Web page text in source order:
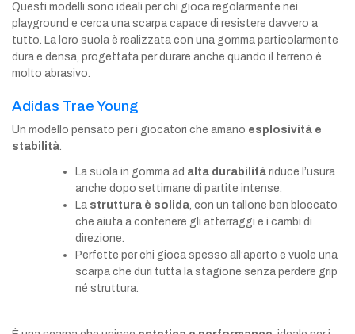
Questi modelli sono ideali per chi gioca regolarmente nei
playground e cerca una scarpa capace di resistere davvero a
tutto. La loro suola è realizzata con una gomma particolarmente
dura e densa, progettata per durare anche quando il terreno è
molto abrasivo.
Adidas Trae Young
Un modello pensato per i giocatori che amano esplosività e
stabilità
La suola in gomma ad alta durabilità riduce l’usura
anche dopo settimane di partite intense.
La struttura è solida , con un tallone ben bloccato
che aiuta a contenere gli atterraggi e i cambi di
direzione.
Perfette per chi gioca spesso all’aperto e vuole una
scarpa che duri tutta la stagione senza perdere grip
né struttura.